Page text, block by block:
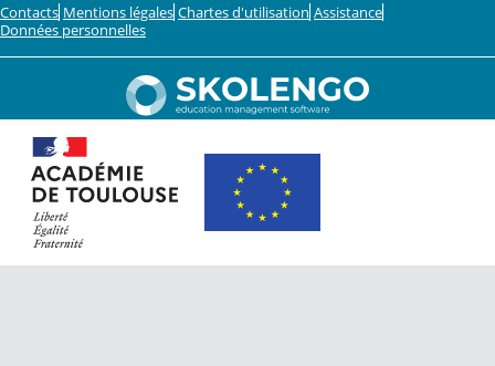
Contacts Mentions légales Chartes d'utilisation Assistance
Données personnelles